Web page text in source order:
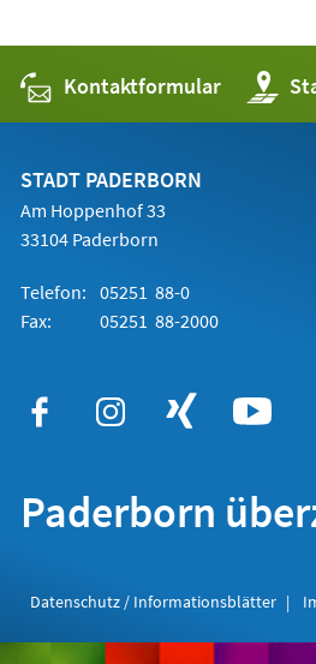
Kontaktformular (Öffnet
in
einem
STADT PADERBORN
Am Hoppenhof 33
33104 Paderborn
Telefon: 05251 88-0
Fax:
05251 88-2000
Paderborn
Datenschutz / Informationsblätter